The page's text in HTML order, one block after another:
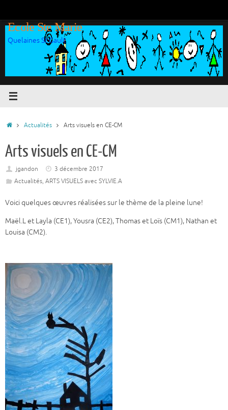
contenu
Ecole Ste Marie
Quelaines St Gault
Accueil
Actualités Arts visuels en CE-CM
Arts visuels en CE-CM
jgandon
3 décembre 2017
Actualités, ARTS VISUELS avec SYLVIE.A
Voici quelques œuvres réalisées sur le thème de la pleine lune!
Maël.L et Layla (CE1), Yousra (CE2), Thomas et Loïs (CM1), Nathan et
Louisa (CM2).